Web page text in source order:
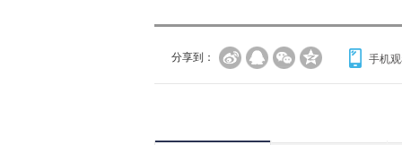
分享到： 手机